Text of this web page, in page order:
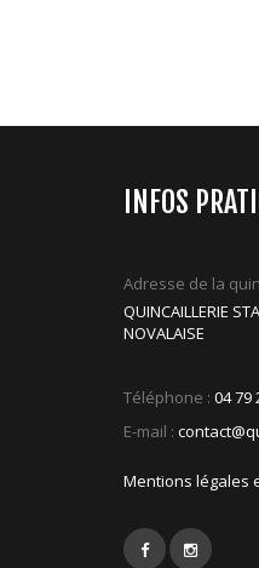
INFOS
Adresse de la
QUINCAILLERIE
NOVALAISE
Téléphone : 04 79
E-mail :
Mentions légales